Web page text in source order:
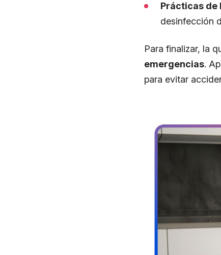
Prácticas de
desinfección
Para finalizar, la
emergencias.
para evitar